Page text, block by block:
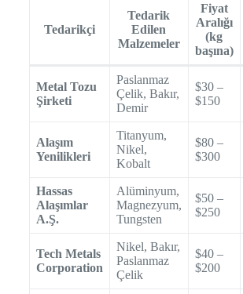
Tedarikçi
Tedarik
Edilen
Malzemeler
Fiyat
Aralığı
(kg
başına)
Metal Tozu
Şirketi
Paslanmaz
Çelik, Bakır,
Demir
$30 –
$150
Alaşım
Yenilikleri
Titanyum,
Nikel,
Kobalt
$80 –
$300
Hassas
Alaşımlar
A.Ş.
Alüminyum,
Magnezyum,
Tungsten
$50 –
$250
Tech Metals
Corporation
Nikel, Bakır,
Paslanmaz
Çelik
$40 –
$200